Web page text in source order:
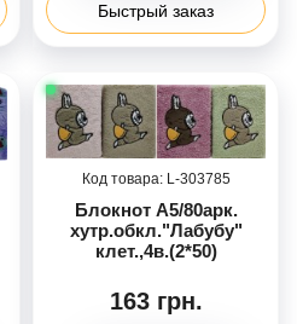
Быстрый заказ
303785
Блокнот А5/80арк.
хутр.обкл."Лабубу"
клет.,4в.(2*50)
163 грн.